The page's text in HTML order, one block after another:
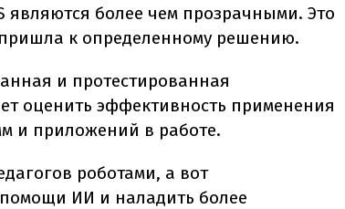
более чем прозрачными. Это
пришла к определенному решению.
и протестированная
оценить эффективность применения
и приложений в работе.
роботами, а вот
ИИ и наладить более